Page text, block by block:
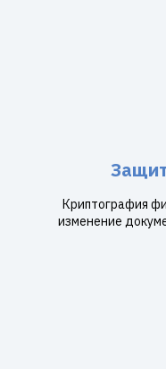
Криптография
изменение